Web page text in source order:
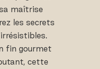
maîtrise
les secrets
fin gourmet
cette